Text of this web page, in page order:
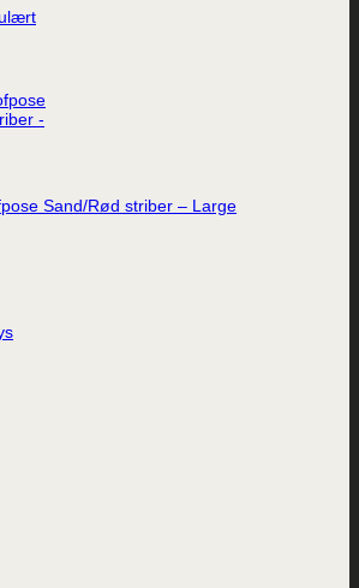
Sand/Rød striber – Large